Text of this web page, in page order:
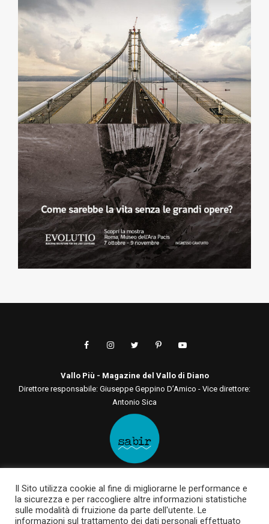
Vallo Più - Magazine del Vallo di Diano
Direttore responsabile: Giuseppe Geppino D’Amico - Vice direttore:
Antonio Sica
Via San Tommaso D'Aquino, 75 00136 - Roma - RM | Via Roma, 133
84030 - Casalbuono - SA
P.IVA 12722561003 | sabircomunicazionesrls@pec.it
Il Sito utilizza cookie al fine di migliorarne le performance e
la sicurezza e per raccogliere altre informazioni statistiche
sulle modalità di fruizione da parte dell'utente. Le
informazioni sul trattamento dei dati personali effettuato